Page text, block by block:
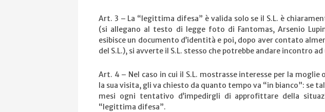
Art. 3 – La “legittima difesa” è valida solo se il S.L. è
(si allegano al testo di legge foto di Fantomas, Arsenio
esibisce un documento d’identità e poi, dopo aver contato
del S.L.), si avverte il S.L. stesso che potrebbe andare incontro
Art. 4 – Nel caso in cui il S.L. mostrasse interesse per la moglie
la sua visita, gli va chiesto da quanto tempo va “in bianco”: se
mesi ogni tentativo d’impedirgli di approfittare della
“legittima difesa”.